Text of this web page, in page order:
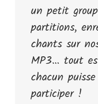
un petit
partitions,
chants sur
MP3… tout
chacun
participer !